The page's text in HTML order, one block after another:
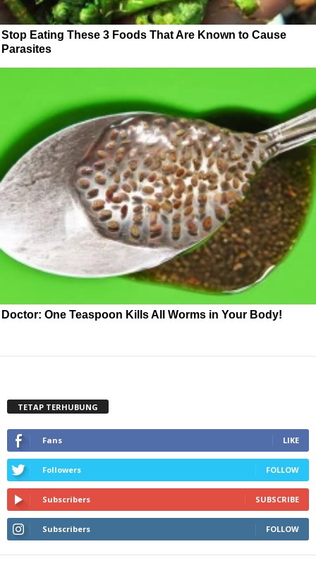
Stop Eating These 3 Foods That Are Known to Cause
Parasites
Doctor: One Teaspoon Kills All Worms in Your Body!
TETAP TERHUBUNG
Fans LIKE
Followers FOLLOW
Subscribers SUBSCRIBE
Subscribers FOLLOW